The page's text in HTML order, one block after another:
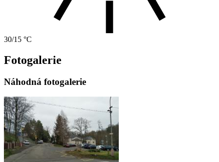
30/15 °C
Fotogalerie
Náhodná fotogalerie